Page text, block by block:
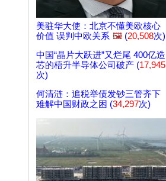
美驻华大使：北京不懂美欧核心
价值 误判中欧关系 🖼️ (20,508次)
中国“晶片大跃进”又烂尾 400亿造
芯的梧升半导体公司破产 (17,945
次)
何清涟：追税举债发钞三管齐下
难解中国财政之困 (34,297次)